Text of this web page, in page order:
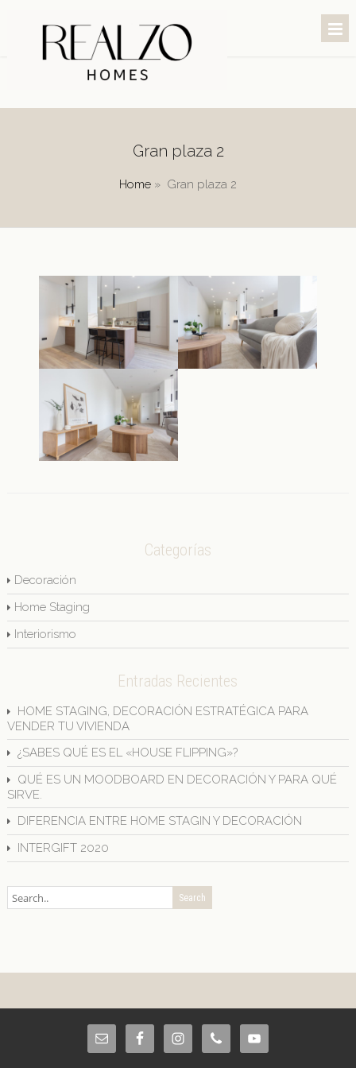
Gran plaza 2
Home » Gran plaza 2
Categorías
Decoración
Home Staging
Interiorismo
Entradas Recientes
HOME STAGING, DECORACIÓN ESTRATÉGICA PARA
VENDER TU VIVIENDA
¿SABES QUÉ ES EL «HOUSE FLIPPING»?
QUÉ ES UN MOODBOARD EN DECORACIÓN Y PARA QUÉ
SIRVE.
DIFERENCIA ENTRE HOME STAGIN Y DECORACIÓN
INTERGIFT 2020